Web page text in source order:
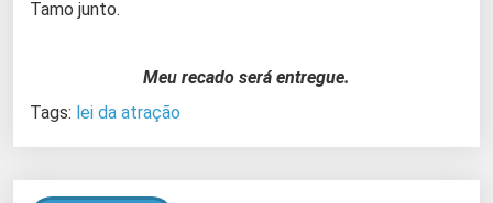
Tamo junto.
Meu recado será entregue.
Tags: lei da atração